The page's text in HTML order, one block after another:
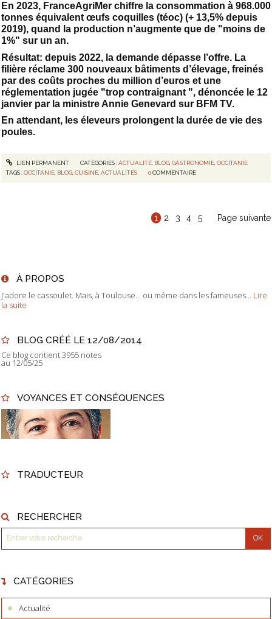
En 2023, FranceAgriMer chiffre la consommation à 968.000
tonnes équivalent œufs coquilles (téoc) (+ 13,5% depuis
2019), quand la production n’augmente que de "moins de
1%" sur un an.
Résultat: depuis 2022, la demande dépasse l’offre. La
filière réclame 300 nouveaux bâtiments d’élevage, freinés
par des coûts proches du million d’euros et une
réglementation jugée "trop contraignant ", dénoncée le 12
janvier par la ministre Annie Genevard sur BFM TV.
En attendant, les éleveurs prolongent la durée de vie des
poules.
LIEN PERMANENT CATÉGORIES :ACTUALITÉ, BLOG, GASTRONOMIE, OCCITANIE
TAGS :OCCITANIE, BLOG,CUISINE,ACTUALITÉS 0 COMMENTAIRE
1 2 3 4 5 Page suivante
À PROPOS
J'adore le cassoulet. Mais, à Toulouse... ou même dans les fameuses...
Lire
la suite
BLOG CRÉÉ LE 12/08/2014
Ce blog contient 3955 notes
au 12/05/25
VOYANCES ET CONSÉQUENCES
TRADUCTEUR
RECHERCHER
CATÉGORIES
Actualité